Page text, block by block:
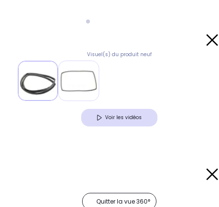
Visuel(s) du produit neuf
Voir les vidéos
Quitter la vue 360°